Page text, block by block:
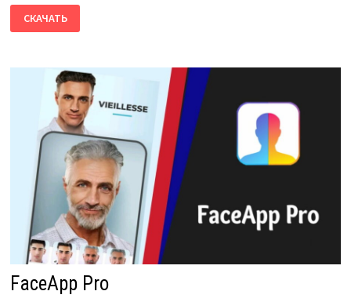
5D
СКАЧАТЬ
FaceApp Pro